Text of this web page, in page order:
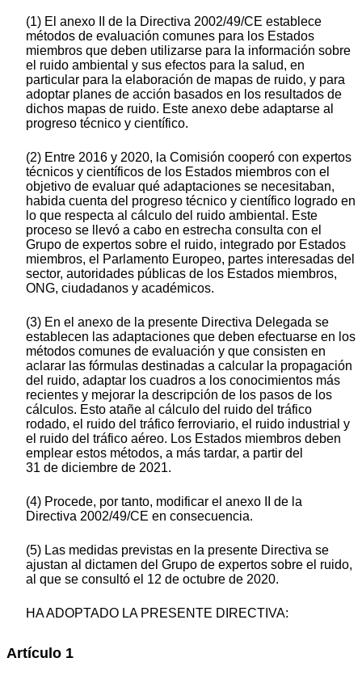
(1) El anexo II de la Directiva 2002/49/CE establece
métodos de evaluación comunes para los Estados
miembros que deben utilizarse para la información sobre
el ruido ambiental y sus efectos para la salud, en
particular para la elaboración de mapas de ruido, y para
adoptar planes de acción basados en los resultados de
dichos mapas de ruido. Este anexo debe adaptarse al
progreso técnico y científico.
(2) Entre 2016 y 2020, la Comisión cooperó con expertos
técnicos y científicos de los Estados miembros con el
objetivo de evaluar qué adaptaciones se necesitaban,
habida cuenta del progreso técnico y científico logrado en
lo que respecta al cálculo del ruido ambiental. Este
proceso se llevó a cabo en estrecha consulta con el
Grupo de expertos sobre el ruido, integrado por Estados
miembros, el Parlamento Europeo, partes interesadas del
sector, autoridades públicas de los Estados miembros,
ONG, ciudadanos y académicos.
(3) En el anexo de la presente Directiva Delegada se
establecen las adaptaciones que deben efectuarse en los
métodos comunes de evaluación y que consisten en
aclarar las fórmulas destinadas a calcular la propagación
del ruido, adaptar los cuadros a los conocimientos más
recientes y mejorar la descripción de los pasos de los
cálculos. Esto atañe al cálculo del ruido del tráfico
rodado, el ruido del tráfico ferroviario, el ruido industrial y
el ruido del tráfico aéreo. Los Estados miembros deben
emplear estos métodos, a más tardar, a partir del
31 de diciembre de 2021.
(4) Procede, por tanto, modificar el anexo II de la
Directiva 2002/49/CE en consecuencia.
(5) Las medidas previstas en la presente Directiva se
ajustan al dictamen del Grupo de expertos sobre el ruido,
al que se consultó el 12 de octubre de 2020.
HA ADOPTADO LA PRESENTE DIRECTIVA:
Artículo 1